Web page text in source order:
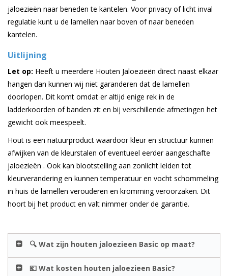
jaloezieën naar beneden te kantelen. Voor privacy of licht inval
regulatie kunt u de lamellen naar boven of naar beneden
kantelen.
Uitlijning
Let op: Heeft u meerdere Houten Jaloezieën direct naast elkaar
hangen dan kunnen wij niet garanderen dat de lamellen
doorlopen. Dit komt omdat er altijd enige rek in de
ladderkoorden of banden zit en bij verschillende afmetingen het
gewicht ook meespeelt.
Hout is een natuurproduct waardoor kleur en structuur kunnen
afwijken van de kleurstalen of eventueel eerder aangeschafte
jaloezieën . Ook kan blootstelling aan zonlicht leiden tot
kleurverandering en kunnen temperatuur en vocht schommeling
in huis de lamellen verouderen en kromming veroorzaken. Dit
hoort bij het product en valt nimmer onder de garantie.
🔍 Wat zijn houten jaloezieen Basic op maat?
💶 Wat kosten houten jaloezieen Basic?